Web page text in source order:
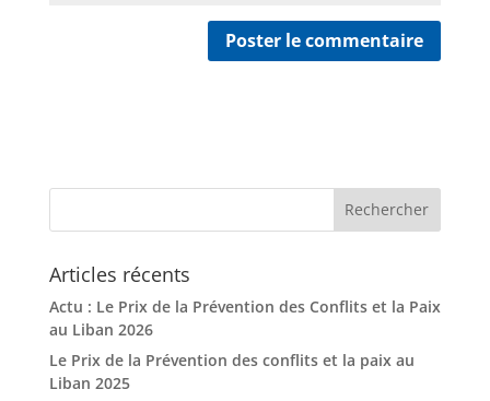
Articles récents
Actu : Le Prix de la Prévention des Conflits et la Paix
au Liban 2026
Le Prix de la Prévention des conflits et la paix au
Liban 2025